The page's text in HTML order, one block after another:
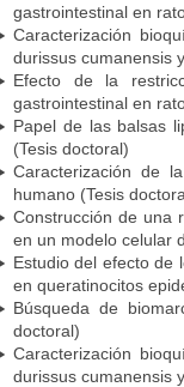
gastrointestinal en
Caracterización
durissus cumanensis
Efecto de la
gastrointestinal en
Papel de las balsas
(Tesis doctoral)
Caracterización de
humano (Tesis
Construcción de una
en un modelo celular
Estudio del efecto de
en queratinocitos
Búsqueda de
doctoral)
Caracterización
durissus cumanensis